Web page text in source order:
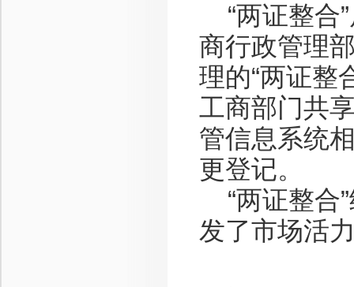
“两证整合
商行政管理
理的“两证整
工商部门共
管信息系统
更登记。
“两证整合
发了市场活